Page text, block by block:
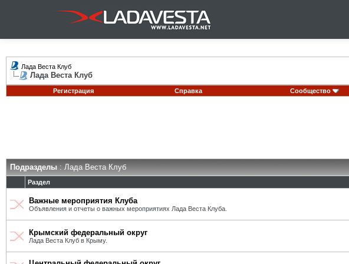
Лада Веста Клуб
Лада Веста Клуб
Регистрация
Справка Сообщество
Подразделы: Лада Веста Клуб
Раздел
Важные мероприятия Клуба
Объявления и отчеты о важных мероприятиях Лада Веста Клуба.
Крымский федеральный округ
Лада Веста Клуб в Крыму.